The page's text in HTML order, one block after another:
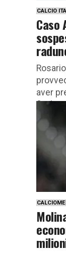
CALCIO
Caso
aver
finale